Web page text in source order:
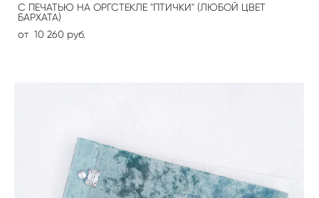
С ПЕЧАТЬЮ НА ОРГСТЕКЛЕ "ПТИЧКИ" (ЛЮБОЙ ЦВЕТ
БАРХАТА)
от 10 260 pуб.